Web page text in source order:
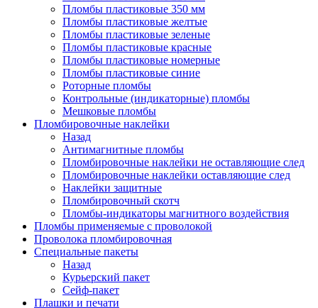
Пломбы пластиковые 350 мм
Пломбы пластиковые желтые
Пломбы пластиковые зеленые
Пломбы пластиковые красные
Пломбы пластиковые номерные
Пломбы пластиковые синие
Роторные пломбы
Контрольные (индикаторные) пломбы
Мешковые пломбы
Пломбировочные наклейки
Назад
Антимагнитные пломбы
Пломбировочные наклейки не оставляющие след
Пломбировочные наклейки оставляющие след
Наклейки защитные
Пломбировочный скотч
Пломбы-индикаторы магнитного воздействия
Пломбы применяемые с проволокой
Проволока пломбировочная
Специальные пакеты
Назад
Курьерский пакет
Сейф-пакет
Плашки и печати